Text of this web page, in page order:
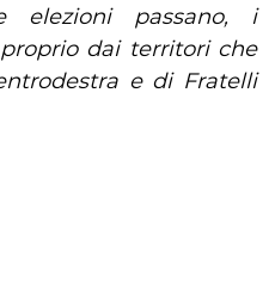
elezioni passano, i
dai territori che
e di Fratelli